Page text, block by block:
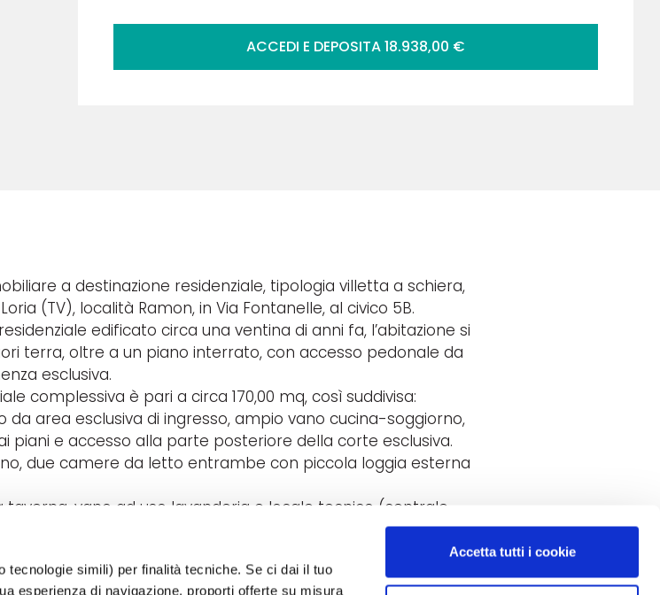
simili) per finalità tecniche. Se ci dai il tuo
esperienza di navigazione, proporti offerte su misura
Accetta tutti i cookie
ACCEDI E DEPOSITA18.938,00 €
a destinazione residenziale, tipologia villetta a schiera,
(TV), località Ramon, in Via Fontanelle, al civico 5B.
edificato circa una ventina di anni fa, l’abitazione si
terra, oltre a un piano interrato, con accesso pedonale da
esclusiva.
complessiva è pari a circa 170,00 mq, così suddivisa:
da area esclusiva di ingresso, ampio vano cucina-soggiorno,
piani e accesso alla parte posteriore della corte esclusiva.
due camere da letto entrambe con piccola loggia esterna
taverna, vano ad uso lavanderia e locale tecnico (centrale
mq al piano seminterrato del complesso immobiliare con
scale condominiale